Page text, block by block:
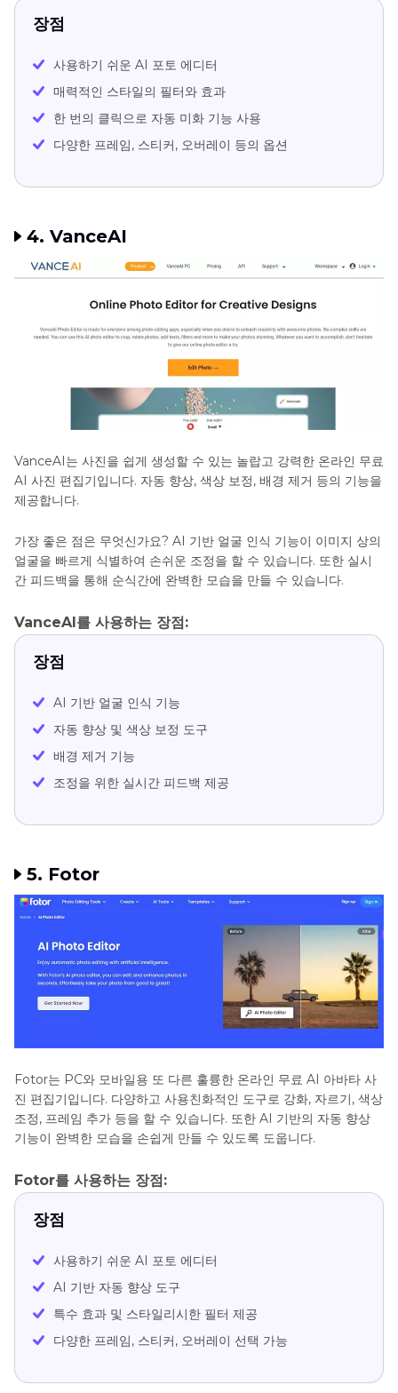
장점
사용하기 쉬운 AI 포토 에디터
매력적인 스타일의 필터와 효과
한 번의 클릭으로 자동 미화 기능 사용
다양한 프레임, 스티커, 오버레이 등의 옵션
4. VanceAI
VanceAI는 사진을 쉽게 생성할 수 있는 놀랍고 강력한 온라인 무료
AI 사진 편집기입니다. 자동 향상, 색상 보정, 배경 제거 등의 기능을
제공합니다.
가장 좋은 점은 무엇신가요? AI 기반 얼굴 인식 기능이 이미지 상의
얼굴을 빠르게 식별하여 손쉬운 조정을 할 수 있습니다. 또한 실시
간 피드백을 통해 순식간에 완벽한 모습을 만들 수 있습니다.
VanceAI를 사용하는 장점:
장점
AI 기반 얼굴 인식 기능
자동 향상 및 색상 보정 도구
배경 제거 기능
조정을 위한 실시간 피드백 제공
5. Fotor
Fotor는 PC와 모바일용 또 다른 훌륭한 온라인 무료 AI 아바타 사
진 편집기입니다. 다양하고 사용친화적인 도구로 강화, 자르기, 색상
조정, 프레임 추가 등을 할 수 있습니다. 또한 AI 기반의 자동 향상
기능이 완벽한 모습을 손쉽게 만들 수 있도록 도웁니다.
Fotor를 사용하는 장점:
장점
사용하기 쉬운 AI 포토 에디터
AI 기반 자동 향상 도구
특수 효과 및 스타일리시한 필터 제공
다양한 프레임, 스티커, 오버레이 선택 가능